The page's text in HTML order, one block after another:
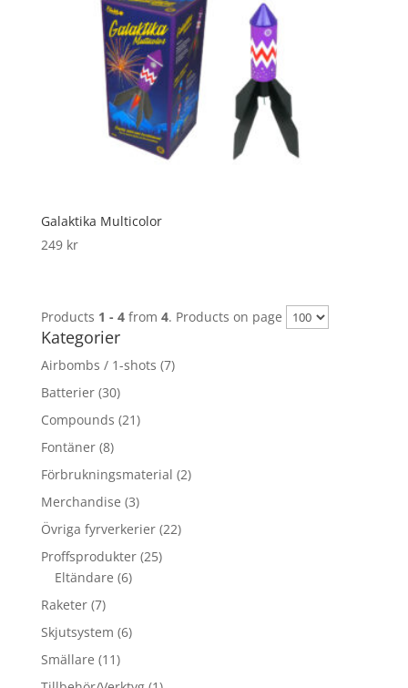
Galaktika Multicolor
249 kr
Products 1 - 4from 4. Products on page
Kategorier
Airbombs / 1-shots (7)
Batterier (30)
Compounds (21)
Fontäner (8)
Förbrukningsmaterial (2)
Merchandise (3)
Övriga fyrverkerier (22)
Proffsprodukter (25)
Eltändare (6)
Raketer (7)
Skjutsystem (6)
Smällare (11)